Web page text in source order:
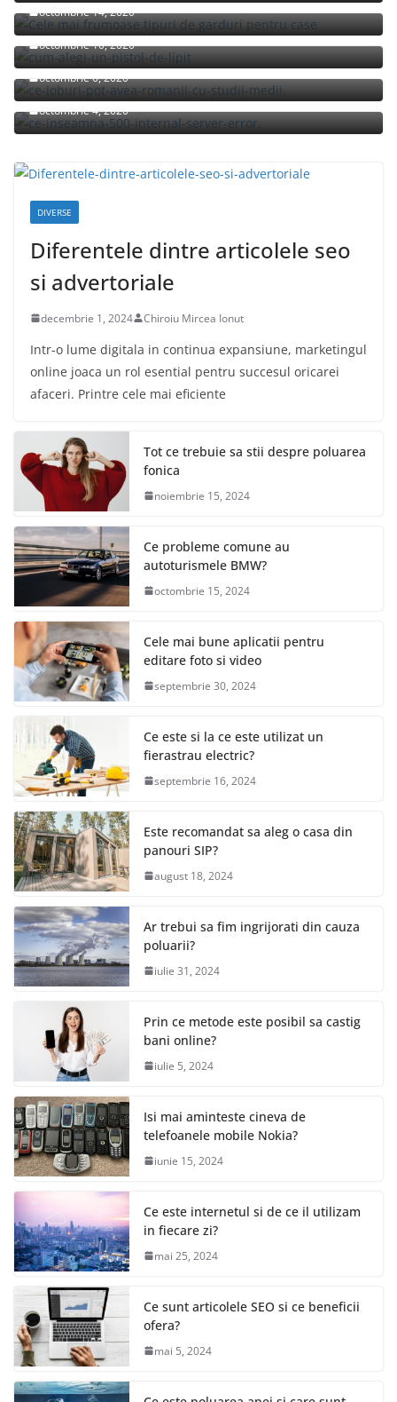
octombrie 14, 2020
Cum alegi un pistol de lipit?
octombrie 10, 2020
Ce joburi pot avea romanii cu studii medii?
octombrie 6, 2020
Ce inseamna 500 Internal Server Error pe S20?
octombrie 4, 2020
DIVERSE
Diferentele dintre articolele seo
si advertoriale
decembrie 1, 2024 Chiroiu Mircea Ionut
Intr-o lume digitala in continua expansiune, marketingul
online joaca un rol esential pentru succesul oricarei
afaceri. Printre cele mai eficiente
Tot ce trebuie sa stii despre poluarea
fonica
noiembrie 15, 2024
Ce probleme comune au
autoturismele BMW?
octombrie 15, 2024
Cele mai bune aplicatii pentru
editare foto si video
septembrie 30, 2024
Ce este si la ce este utilizat un
fierastrau electric?
septembrie 16, 2024
Este recomandat sa aleg o casa din
panouri SIP?
august 18, 2024
Ar trebui sa fim ingrijorati din cauza
poluarii?
iulie 31, 2024
Prin ce metode este posibil sa castig
bani online?
iulie 5, 2024
Isi mai aminteste cineva de
telefoanele mobile Nokia?
iunie 15, 2024
Ce este internetul si de ce il utilizam
in fiecare zi?
mai 25, 2024
Ce sunt articolele SEO si ce beneficii
ofera?
mai 5, 2024